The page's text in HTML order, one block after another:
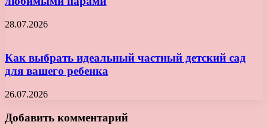
28.07.2026
Как выбрать идеальный частный детский сад
для вашего ребенка
26.07.2026
Добавить комментарий